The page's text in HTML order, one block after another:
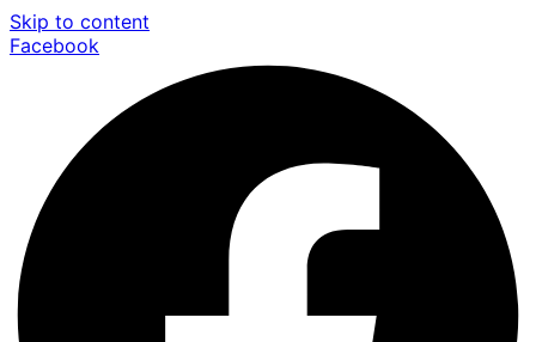
Skip to content
Facebook